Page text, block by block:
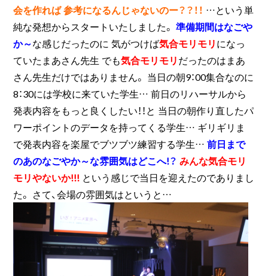
会を作れば参考になるんじゃないのー？？！！ …という単
純な発想からスタートいたしました。準備期間はなごや
か～な感じだったのに 気がつけば気合モリモリになっ
ていたまあさん先生 でも気合モリモリだったのはまあ
さん先生だけではありません。 当日の朝9：00集合なのに
8：30には学校に来ていた学生… 前日のリハーサルから
発表内容をもっと良くしたい！！と 当日の朝作り直したパ
ワーポイントのデータを持ってくる学生… ギリギリま
で発表内容を楽屋でブツブツ練習する学生…前日まで
のあのなごやか～な雰囲気はどこへ!？ みんな気合モリ
モリやないか!!! という感じで当日を迎えたのでありまし
た。 さて、会場の雰囲気はというと…